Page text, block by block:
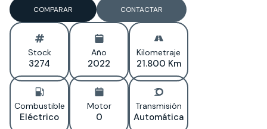
COMPARAR CONTACTAR
Stock
3274
Año
2022
Kilometraje
21.800 Km
Combustible
Eléctrico
Motor
0
Transmisión
Automática